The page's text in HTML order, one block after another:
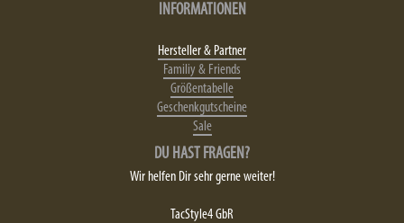
INFORMATIONEN
Hersteller & Partner
Familiy & Friends
Größentabelle
Geschenkgutscheine
Sale
DU HAST FRAGEN?
Wir helfen Dir sehr gerne weiter!
TacStyle4 GbR